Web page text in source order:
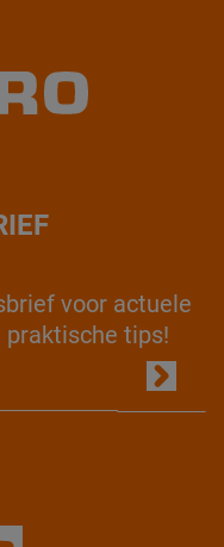
voor actuele
tips!